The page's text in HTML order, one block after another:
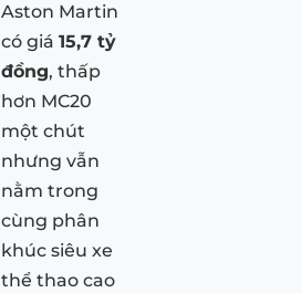
Aston Martin
có giá 15,7 tỷ
đồng, thấp
hơn MC20
một chút
nhưng vẫn
nằm trong
cùng phân
khúc siêu xe
thể thao cao